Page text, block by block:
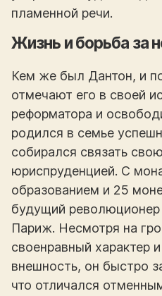
пламенной речи.
Жизнь и борьба за
Кем же был Дантон, и
отмечают его в своей
реформатора и
родился в семье
собирался связать
юриспруденцией. С
образованием и 25
будущий революционер
Париж. Несмотря на
своенравный характер
внешность, он быстро
что отличался